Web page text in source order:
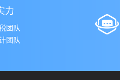
力
团队
团队